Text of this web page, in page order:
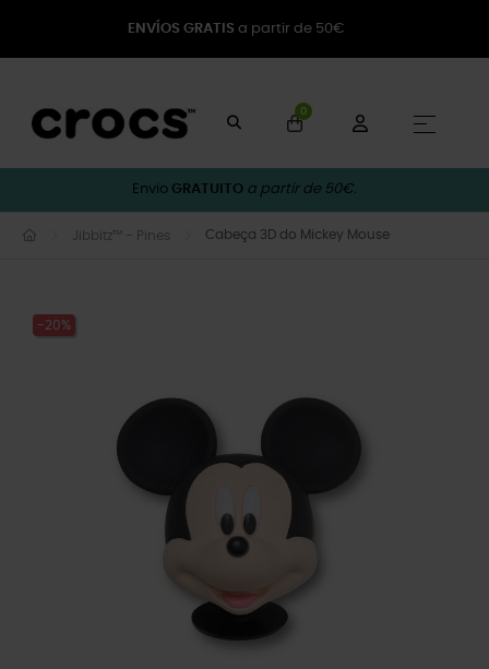
ENVÍOS GRATIS a partir de 50€
0
☰
Envio GRATUITO a partir de 50€.
Jibbitz™ - Pines Cabeça 3D do Mickey Mouse
-20%